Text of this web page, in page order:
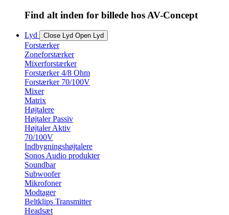
Find alt inden for billede hos AV-Concept
Lyd Close Lyd Open Lyd
Forstærker
Zoneforstærker
Mixerforstærker
Forstærker 4/8 Ohm
Forstærker 70/100V
Mixer
Matrix
Højtalere
Højtaler Passiv
Højtaler Aktiv
70/100V
Indbygningshøjtalere
Sonos Audio produkter
Soundbar
Subwoofer
Mikrofoner
Modtager
Beltklips Transmitter
Headsæt